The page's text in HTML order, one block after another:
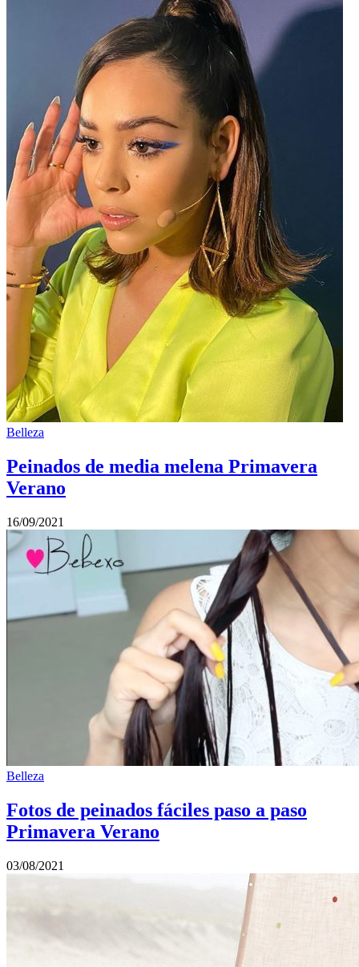
Belleza
Peinados de media melena Primavera
Verano
16/09/2021
Belleza
Fotos de peinados fáciles paso a paso
Primavera Verano
03/08/2021